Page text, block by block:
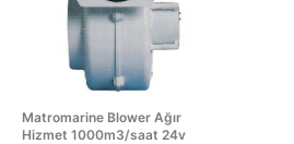
Matromarine Blower Ağır
Hizmet 1000m3/saat 24v